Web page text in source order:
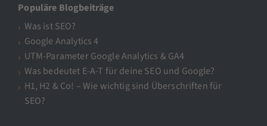
Populäre Blogbeiträge
Was ist SEO?
Google Analytics 4
UTM-Parameter Google Analytics & GA4
Was bedeutet E-A-T für deine SEO und Google?
H1, H2 & Co! – Wie wichtig sind Überschriften für
SEO?